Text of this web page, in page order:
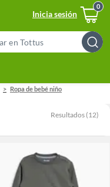
Inicia sesión
Search
Bar
Ropa de bebé niño
Resultados (12)